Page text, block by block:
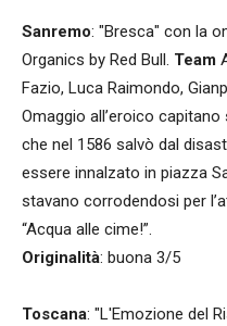
Sanremo: "Bresca" con la
Organics by Red Bull. Team
Fazio, Luca Raimondo,
Omaggio all’eroico
che nel 1586 salvò dal
essere innalzato in piazza
stavano corrodendosi per
“Acqua alle cime!”.
Originalità: buona
Toscana: "L'Emozione del